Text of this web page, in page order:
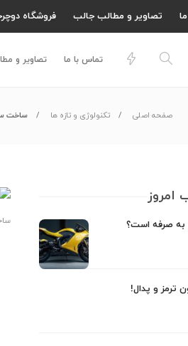
فروشگاه تصاویر و مطالب جالب
تصاویر و تماس با ما
صفحه اصلی تکنولوژی و تازه ها ساخت
امروز
به صرفه است؟
ترمز و پدال!